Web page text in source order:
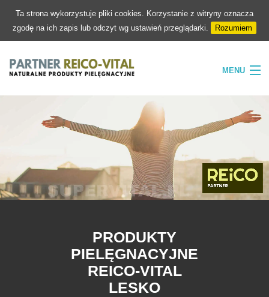
Ta strona wykorzystuje pliki cookies. Korzystanie z witryny oznacza
zgodę na ich zapis lub odczyt wg ustawień przeglądarki.
Rozumiem
MENU
PIELĘGNACJA
SKLEP
PRODUKTY
PIELĘGNACYJNE
REICO-VITAL
LESKO